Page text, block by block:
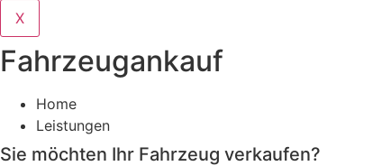
X
Fahrzeugankauf
Home
Leistungen
Sie möchten Ihr Fahrzeug verkaufen?